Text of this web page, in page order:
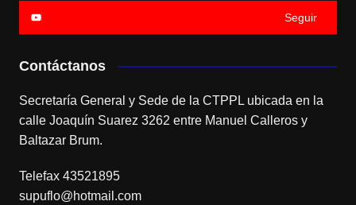
Seguir
Contáctanos
Secretaría General y Sede de la CTPPL ubicada en la
calle Joaquín Suarez 3262 entre Manuel Calleros y
Baltazar Brum.
Telefax 43521895
supuflo@hotmail.com